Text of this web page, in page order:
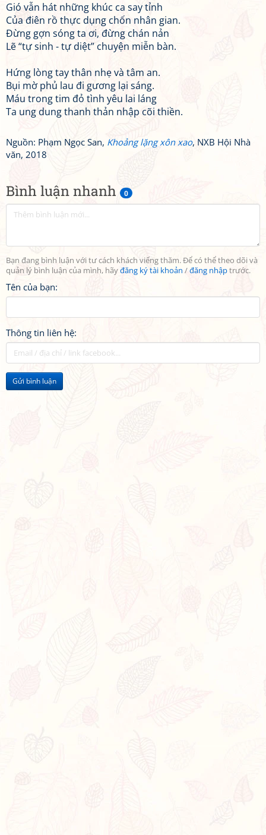
Bình luận nhanh 0
Bạn đang bình luận với tư cách khách viếng thăm. Để có thể theo dõi và
quản lý bình luận của mình, hãyđăng ký tài khoản /đăng nhậptrước.
Tên của bạn:
Thông tin liên hệ:
Gửi bình luận
Gió vẫn hát những khúc ca say tỉnh
Của điên rồ thực dụng chốn nhân gian.
Đừng gợn sóng ta ơi, đừng chán nản
Lẽ “tự sinh - tự diệt” chuyện miễn bàn.
Hứng lòng tay thân nhẹ và tâm an.
Bụi mờ phủ lau đi gương lại sáng.
Máu trong tim đỏ tình yêu lai láng
Ta ung dung thanh thản nhập cõi thiền.
Nguồn: Phạm Ngọc San, Khoảng lặng xôn xao, NXB Hội Nhà
văn, 2018